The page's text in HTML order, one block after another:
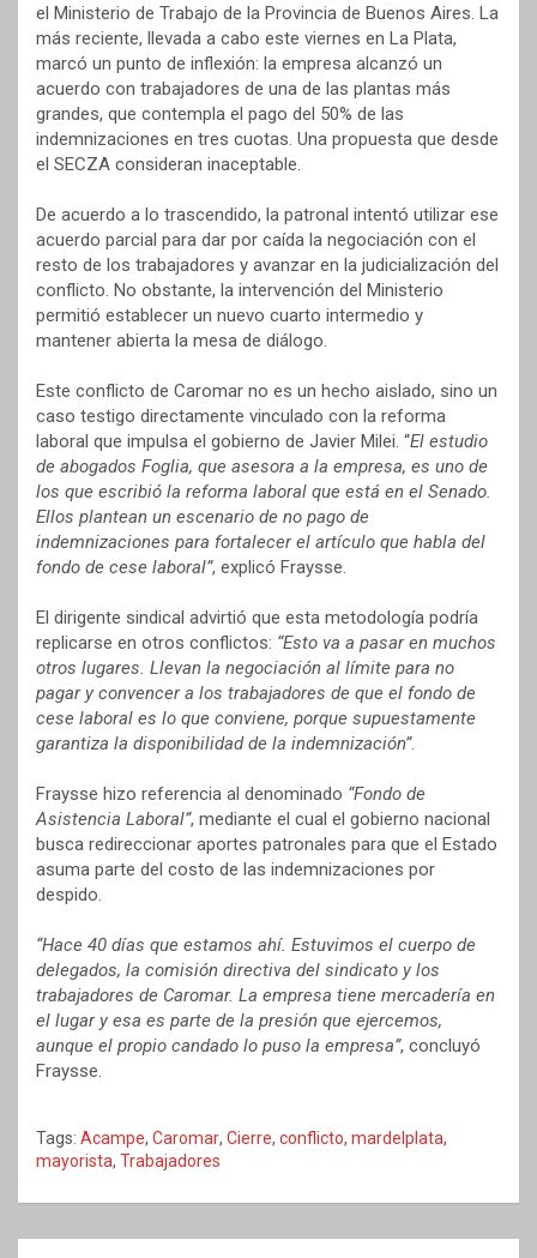
el Ministerio de Trabajo de la Provincia de Buenos Aires. La
más reciente, llevada a cabo este viernes en La Plata,
marcó un punto de inflexión: la empresa alcanzó un
acuerdo con trabajadores de una de las plantas más
grandes, que contempla el pago del 50% de las
indemnizaciones en tres cuotas. Una propuesta que desde
el SECZA consideran inaceptable.
De acuerdo a lo trascendido, la patronal intentó utilizar ese
acuerdo parcial para dar por caída la negociación con el
resto de los trabajadores y avanzar en la judicialización del
conflicto. No obstante, la intervención del Ministerio
permitió establecer un nuevo cuarto intermedio y
mantener abierta la mesa de diálogo.
Este conflicto de Caromar no es un hecho aislado, sino un
caso testigo directamente vinculado con la reforma
laboral que impulsa el gobierno de Javier Milei. “El estudio
de abogados Foglia, que asesora a la empresa, es uno de
los que escribió la reforma laboral que está en el Senado.
Ellos plantean un escenario de no pago de
indemnizaciones para fortalecer el artículo que habla del
fondo de cese laboral”, explicó Fraysse.
El dirigente sindical advirtió que esta metodología podría
replicarse en otros conflictos: “Esto va a pasar en muchos
otros lugares. Llevan la negociación al límite para no
pagar y convencer a los trabajadores de que el fondo de
cese laboral es lo que conviene, porque supuestamente
garantiza la disponibilidad de la indemnización”.
Fraysse hizo referencia al denominado “Fondo de
Asistencia Laboral”, mediante el cual el gobierno nacional
busca redireccionar aportes patronales para que el Estado
asuma parte del costo de las indemnizaciones por
despido.
“Hace 40 días que estamos ahí. Estuvimos el cuerpo de
delegados, la comisión directiva del sindicato y los
trabajadores de Caromar. La empresa tiene mercadería en
el lugar y esa es parte de la presión que ejercemos,
aunque el propio candado lo puso la empresa”, concluyó
Fraysse.
Tags: Acampe, Caromar, Cierre, conflicto, mardelplata,
mayorista, Trabajadores